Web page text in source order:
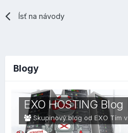
Ísť na návody
Blogy
EXO HOSTING Blog
Skupinový blog od EXO Tím v